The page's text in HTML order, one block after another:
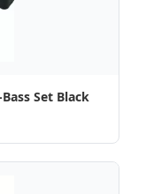
Set Black